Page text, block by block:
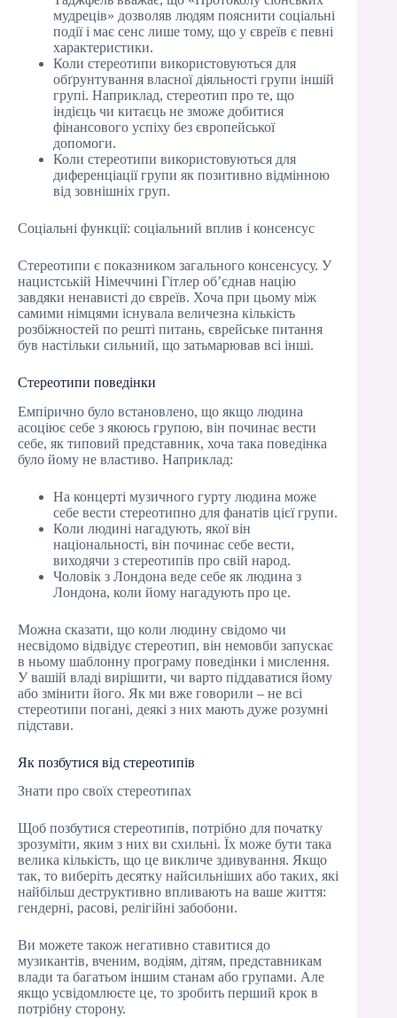
мудреців» дозволяв людям пояснити соціальні
події і має сенс лише тому, що у євреїв є певні
характеристики.
Коли стереотипи використовуються для
обґрунтування власної діяльності групи іншій
групі. Наприклад, стереотип про те, що
індієць чи китаєць не зможе добитися
фінансового успіху без європейської
допомоги.
Коли стереотипи використовуються для
диференціації групи як позитивно відмінною
від зовнішніх груп.
Соціальні функції: соціальний вплив і консенсус
Стереотипи є показником загального консенсусу. У
нацистській Німеччині Гітлер об’єднав націю
завдяки ненависті до євреїв. Хоча при цьому між
самими німцями існувала величезна кількість
розбіжностей по решті питань, єврейське питання
був настільки сильний, що затьмарював всі інші.
Стереотипи поведінки
Емпірично було встановлено, що якщо людина
асоціює себе з якоюсь групою, він починає вести
себе, як типовий представник, хоча така поведінка
було йому не властиво. Наприклад:
На концерті музичного гурту людина може
себе вести стереотипно для фанатів цієї групи.
Коли людині нагадують, якої він
національності, він починає себе вести,
виходячи з стереотипів про свій народ.
Чоловік з Лондона веде себе як людина з
Лондона, коли йому нагадують про це.
Можна сказати, що коли людину свідомо чи
несвідомо відвідує стереотип, він немовби запускає
в ньому шаблонну програму поведінки і мислення.
У вашій владі вирішити, чи варто піддаватися йому
або змінити його. Як ми вже говорили – не всі
стереотипи погані, деякі з них мають дуже розумні
підстави.
Як позбутися від стереотипів
Знати про своїх стереотипах
Щоб позбутися стереотипів, потрібно для початку
зрозуміти, яким з них ви схильні. Їх може бути така
велика кількість, що це викличе здивування. Якщо
так, то виберіть десятку найсильніших або таких, які
найбільш деструктивно впливають на ваше життя:
гендерні, расові, релігійні забобони.
Ви можете також негативно ставитися до
музикантів, вченим, водіям, дітям, представникам
влади та багатьом іншим станам або групами. Але
якщо усвідомлюєте це, то зробить перший крок в
потрібну сторону.